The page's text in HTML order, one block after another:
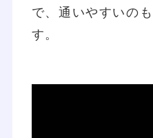
で、通いやすいの
す。